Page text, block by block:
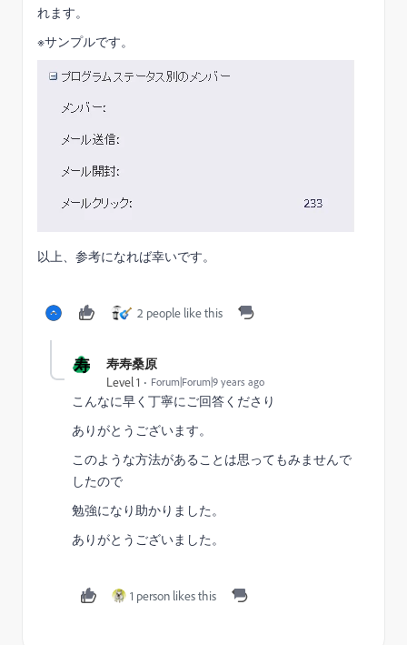
れます。
※サンプルです。
以上、参考になれば幸いです。
2 people like this
寿 寿寿桑原
Level 1 Forum|Forum|9 years ago
こんなに早く丁寧にご回答くださり
ありがとうございます。
このような方法があることは思ってもみませんで
したので
勉強になり助かりました。
ありがとうございました。
1 person likes this